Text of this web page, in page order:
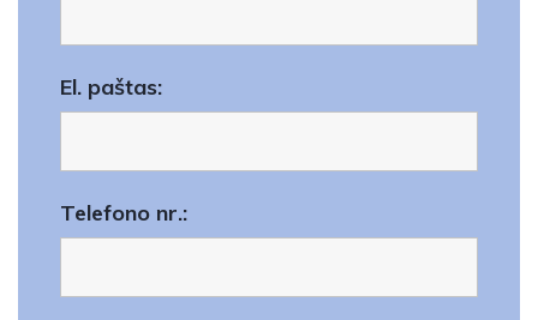
El. paštas:
Telefono nr.: